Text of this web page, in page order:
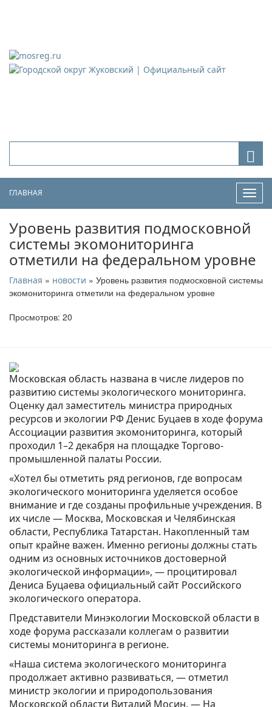
ГЛАВНАЯ
Уровень развития подмосковной
системы экомониторинга
отметили на федеральном уровне
Главная » новости » Уровень развития подмосковной системы
экомониторинга отметили на федеральном уровне
Просмотров: 20
Московская область названа в числе лидеров по
развитию системы экологического мониторинга.
Оценку дал заместитель министра природных
ресурсов и экологии РФ Денис Буцаев в ходе форума
Ассоциации развития экомониторинга, который
проходил 1–2 декабря на площадке Торгово-
промышленной палаты России.
«Хотел бы отметить ряд регионов, где вопросам
экологического мониторинга уделяется особое
внимание и где созданы профильные учреждения. В
их числе — Москва, Московская и Челябинская
области, Республика Татарстан. Накопленный там
опыт крайне важен. Именно регионы должны стать
одним из основных источников достоверной
экологической информации», — процитировал
Дениса Буцаева официальный сайт Российского
экологического оператора.
Представители Минэкологии Московской области в
ходе форума рассказали коллегам о развитии
системы мониторинга в регионе.
«Наша система экологического мониторинга
продолжает активно развиваться, — отметил
министр экологии и природопользования
Московской области Виталий Мосин. — На